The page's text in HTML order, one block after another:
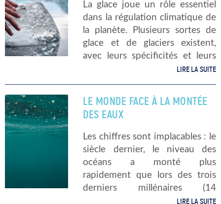
La glace joue un rôle essentiel
dans la régulation climatique de
la planète. Plusieurs sortes de
glace et de glaciers existent,
avec leurs spécificités et leurs
impacts sur la vie animale,
la fonte des glaces […]
LIRE LA SUITE
LE MONDE FACE À LA MONTÉE
DES EAUX
Les chiffres sont implacables : le
siècle dernier, le niveau des
océans a monté plus
rapidement que lors des trois
derniers millénaires (14
centimètres au XXème siècle).
LIRE LA SUITE